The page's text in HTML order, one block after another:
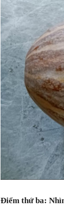
Điểm thứ ba: